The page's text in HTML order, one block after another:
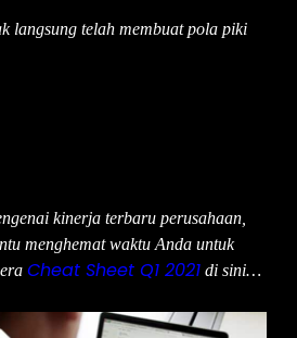
langsung telah membuat pola piki
kinerja terbaru perusahaan,
menghemat waktu Anda untuk
Cheat Sheet Q1 2021 di sini…